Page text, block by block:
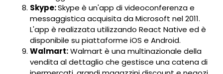
Skype:Skype è un'app di videoconferenza e
messaggistica acquisita da Microsoft nel 2011.
L'app è realizzata utilizzando React Native ed è
disponibile su piattaforme iOS e Android.
Walmart:Walmart è una multinazionale della
vendita al dettaglio che gestisce una catena di